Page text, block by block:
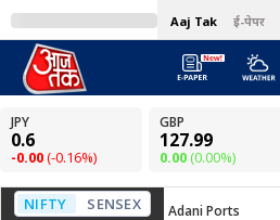
Aaj Tak ई-पेपर